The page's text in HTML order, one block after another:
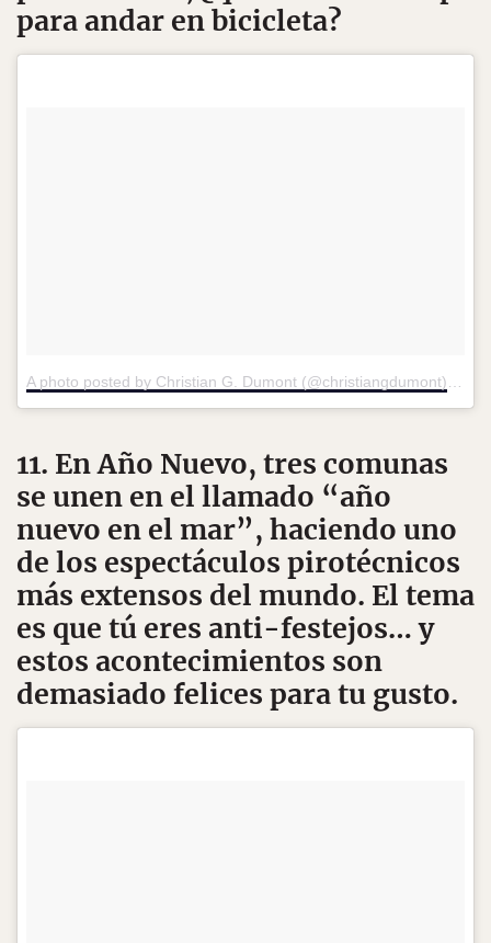
para andar en bicicleta?
11. En Año Nuevo, tres comunas
se unen en el llamado “año
nuevo en el mar”, haciendo uno
de los espectáculos pirotécnicos
más extensos del mundo. El tema
es que tú eres anti-festejos… y
estos acontecimientos son
demasiado felices para tu gusto.